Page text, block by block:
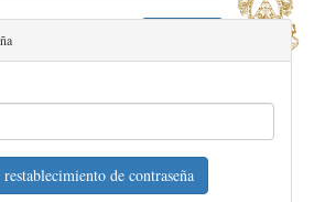
de contraseña